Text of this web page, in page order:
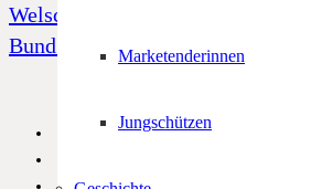
Marketenderinnen
Jungschützen
Welschtiroler Schützenbund
Bund Bayerischen